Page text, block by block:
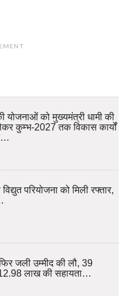
योजनाओं को मुख्यमंत्री धामी की
कुम्भ-2027 तक विकास कार्यों
परियोजना को मिली रफ्तार,
जली उम्मीद की लौ, 39
लाख की सहायता…